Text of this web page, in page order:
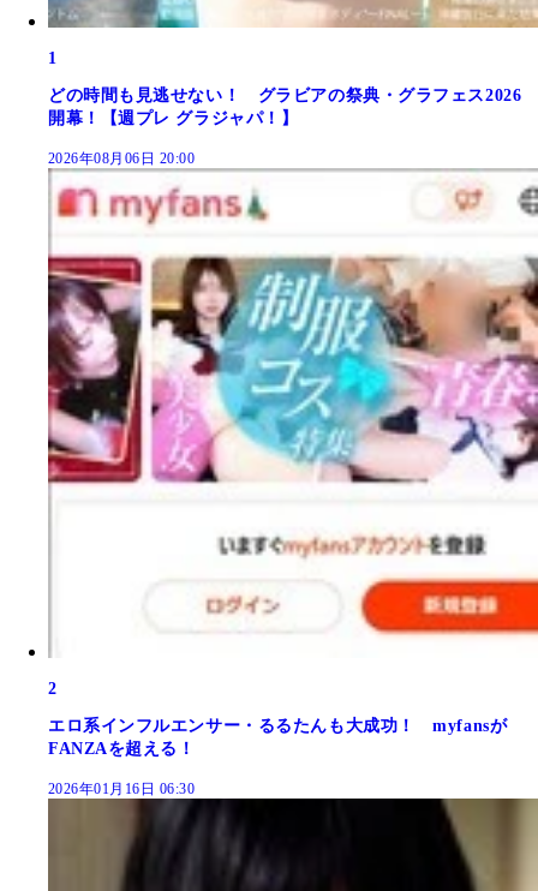
1
どの時間も見逃せない！ グラビアの祭典・グラフェス2026
開幕！【週プレ グラジャパ！】
2026年08月06日 20:00
2
エロ系インフルエンサー・るるたんも大成功！ myfansが
FANZAを超える！
2026年01月16日 06:30